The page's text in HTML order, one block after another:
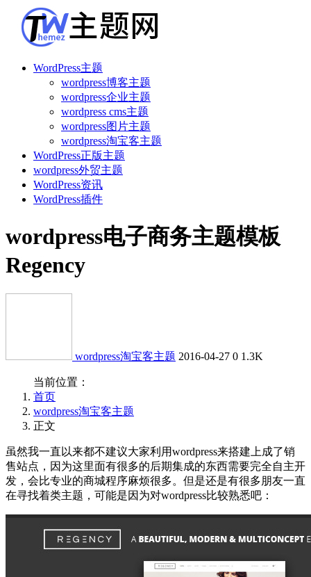
WordPress主题
wordpress博客主题
wordpress企业主题
wordpress cms主题
wordpress图片主题
wordpress淘宝客主题
WordPress正版主题
wordpress外贸主题
WordPress资讯
WordPress插件
wordpress电子商务主题模板
Regency
wordpress淘宝客主题 2016-04-27 0 1.3K
当前位置：
首页
wordpress淘宝客主题
正文
虽然我一直以来都不建议大家利用wordpress来搭建上成了销
售站点，因为这里面有很多的后期集成的东西需要完全自主开
发，会比专业的商城程序麻烦很多。但是还是有很多朋友一直
在寻找着类主题，可能是因为对wordpress比较熟悉吧：